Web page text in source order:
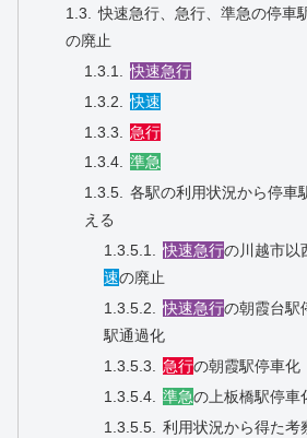
快速急行、急行、準急の停車
の廃止
快速急行
快速
急行
準急
各駅の利用状況から停車
える
快速急行の川越市以
速の廃止
快速急行の朝霞台駅
駅通過化
急行の朝霞駅停車化
準急の上板橋駅停車
利用状況から得た考